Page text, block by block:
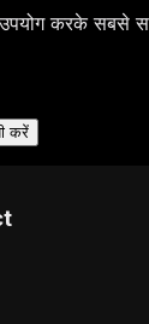
करके सबसे
करें